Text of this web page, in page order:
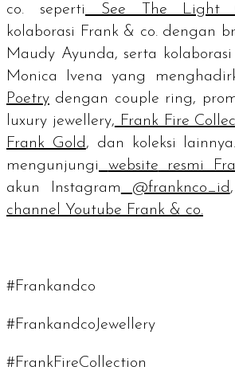
co. seperti See The Light
kolaborasi Frank & co. dengan
Maudy Ayunda, serta
Monica Ivena yang
Poetry dengan couple ring,
luxury jewellery, Frank Fire
Frank Gold , dan koleksi
mengunjungi
website resmi
akun Instagram @franknco_id
channel
Youtube Frank & co.
#Frankandco
#FrankandcoJewellery
#FrankFireCollection